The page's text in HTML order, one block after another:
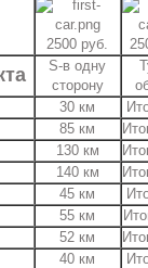
2500 руб.
S-в одну
сторону
30 км
85 км
130 км
140 км
45 км
55 км
52 км
40 км